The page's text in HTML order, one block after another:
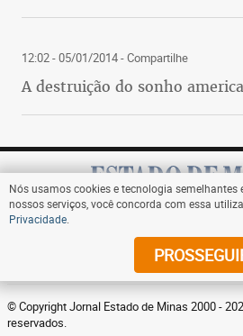
12:02 - 05/01/2014- Compartilhe
A destruição do sonho
Assine
© Copyright Jornal Estado de Minas 2000 -
reservados.
Nós usamos cookies e tecnologia
nossos serviços, você concorda com essa
Privacidade